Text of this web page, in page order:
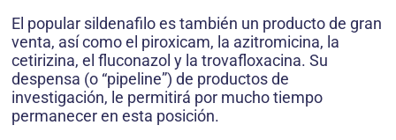
El popular sildenafilo es también un producto de gran
venta, así como el piroxicam, la azitromicina, la
cetirizina, el fluconazol y la trovafloxacina. Su
despensa (o “pipeline”) de productos de
investigación, le permitirá por mucho tiempo
permanecer en esta posición.